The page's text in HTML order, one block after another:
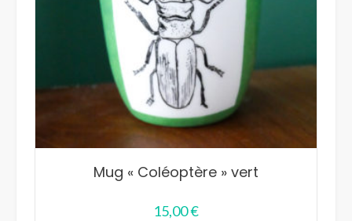
Mug « Coléoptère » vert
15,00€